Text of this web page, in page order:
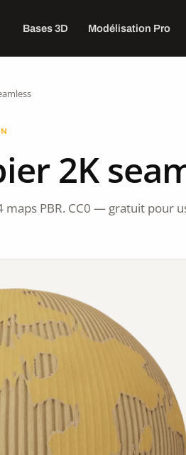
Bases 3D Modélisation Pro
2K
PBR. CC0 — gratuit pour